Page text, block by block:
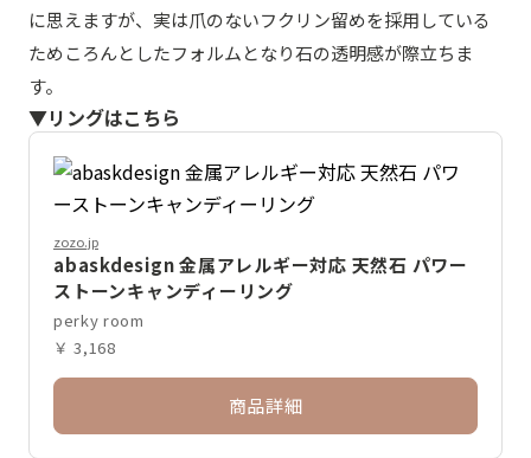
に思えますが、実は爪のないフクリン留めを採用している
ためころんとしたフォルムとなり石の透明感が際立ちま
す。
▼リングはこちら
zozo.jp
abaskdesign 金属アレルギー対応 天然石 パワー
ストーンキャンディーリング
perky room
￥ 3,168
商品詳細